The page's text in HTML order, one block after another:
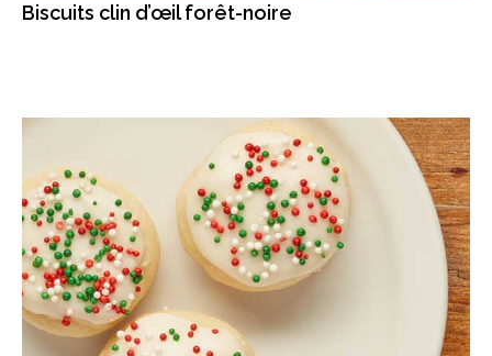
Biscuits clin d’œil forêt-noire